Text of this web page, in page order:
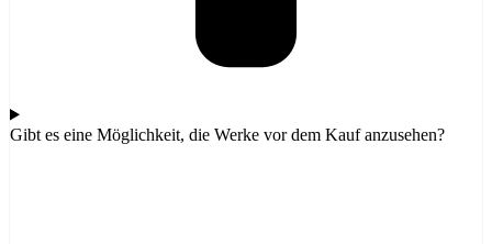
Gibt es eine Möglichkeit, die Werke vor dem Kauf anzusehen?